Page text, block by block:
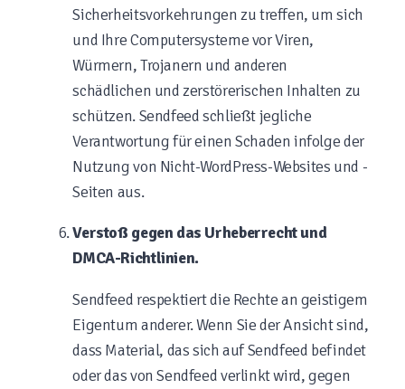
Sicherheitsvorkehrungen zu treffen, um sich
und Ihre Computersysteme vor Viren,
Würmern, Trojanern und anderen
schädlichen und zerstörerischen Inhalten zu
schützen. Sendfeed schließt jegliche
Verantwortung für einen Schaden infolge der
Nutzung von Nicht-WordPress-Websites und -
Seiten aus.
Verstoß gegen das Urheberrecht und
DMCA-Richtlinien.
Sendfeed respektiert die Rechte an geistigem
Eigentum anderer. Wenn Sie der Ansicht sind,
dass Material, das sich auf Sendfeed befindet
oder das von Sendfeed verlinkt wird, gegen